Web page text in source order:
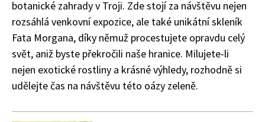
botanické zahrady v Troji. Zde stojí za návštěvu nejen
rozsáhlá venkovní expozice, ale také unikátní skleník
Fata Morgana, díky němuž procestujete opravdu celý
svět, aniž byste překročili naše hranice. Milujete-li
nejen exotické rostliny a krásné výhledy, rozhodně si
udělejte čas na návštěvu této oázy zeleně.